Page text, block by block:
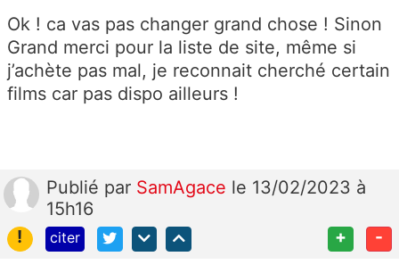
Ok ! ca vas pas changer grand chose ! Sinon
Grand merci pour la liste de site, même si
j’achète pas mal, je reconnait cherché certain
films car pas dispo ailleurs !
Publié par SamAgace le 13/02/2023 à
15h16
!
citer + -